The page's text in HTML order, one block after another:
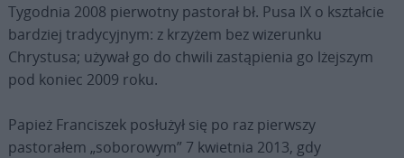
Tygodnia 2008 pierwotny pastorał bł. Pusa IX o kształcie
bardziej tradycyjnym: z krzyżem bez wizerunku
Chrystusa; używał go do chwili zastąpienia go lżejszym
pod koniec 2009 roku.
Papież Franciszek posłużył się po raz pierwszy
pastorałem „soborowym” 7 kwietnia 2013, gdy